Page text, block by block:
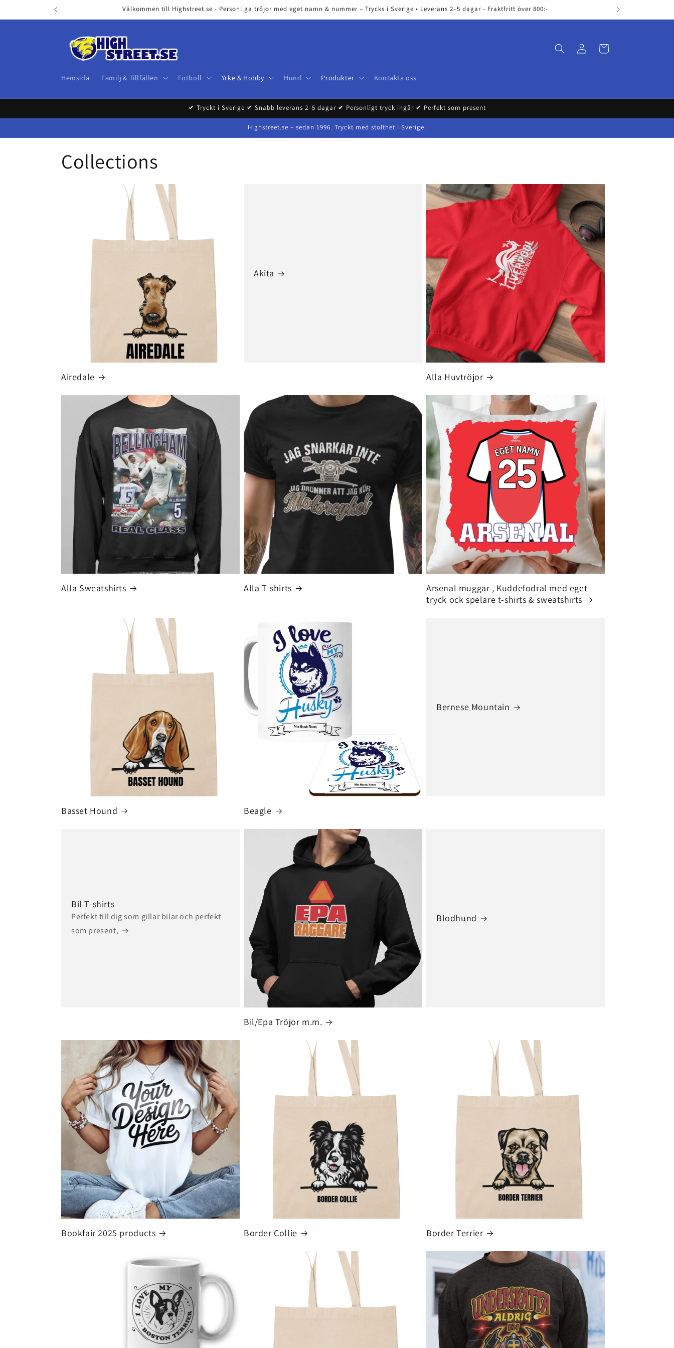
Välkommen till Highstreet.se - Personliga tröjor med eget namn & nummer – Trycks i Sverige • Leverans 2–5 dagar - Fraktfritt över 800:-
Hemsida Familj & Tillfällen Fotboll Yrke & Hobby Hund Produkter Kontakta oss
in
Cart
✔ Tryckt i Sverige ✔ Snabb leverans 2–5 dagar ✔ Personligt tryck ingår ✔ Perfekt som present
Highstreet.se – sedan 1996. Tryckt med stolthet i Sverige.
Collections
Airedale
Akita
Alla Huvtröjor
Alla Sweatshirts Alla T-shirts
Arsenal muggar , Kuddefodral med eget
tryck ock spelare t-shirts & sweatshirts
Basset Hound Beagle
Bernese Mountain
Bil T-shirts
Perfekt till dig som gillar bilar och perfekt
som present,
Bil/Epa Tröjor m.m.
Blodhund
Bookfair 2025 products Border Collie Border Terrier